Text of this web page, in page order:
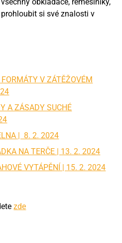
si své znalosti v
FORMÁTY V ZÁTĚŽOVÉM
A ZÁSADY SUCHÉ
| 8. 2. 2024
NA TERČE | 13. 2. 2024
VYTÁPĚNÍ | 15. 2. 2024
zde